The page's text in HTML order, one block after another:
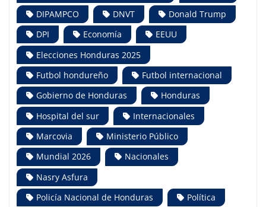
DIPAMPCO
DNVT
Donald Trump
DPI
Economía
EEUU
Elecciones Honduras 2025
Futbol hondureño
Futbol internacional
Gobierno de Honduras
Honduras
Hospital del sur
Internacionales
Marcovia
Ministerio Público
Mundial 2026
Nacionales
Nasry Asfura
Policía Nacional de Honduras
Política